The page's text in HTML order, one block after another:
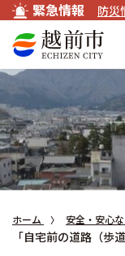
緊急情報 防災
ホーム 安全・安心
「自宅前の道路（歩